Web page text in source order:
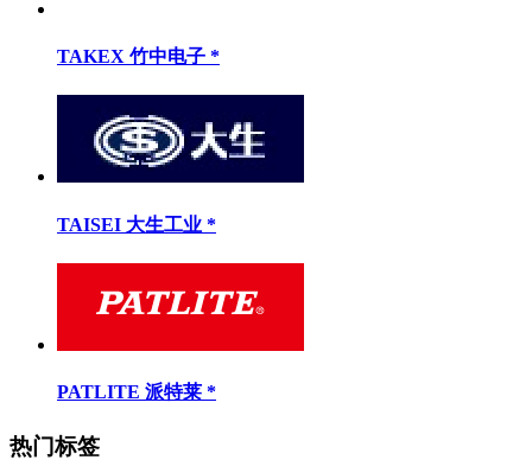
TAKEX 竹中电子 *
TAISEI 大生工业 *
PATLITE 派特莱 *
热门标签